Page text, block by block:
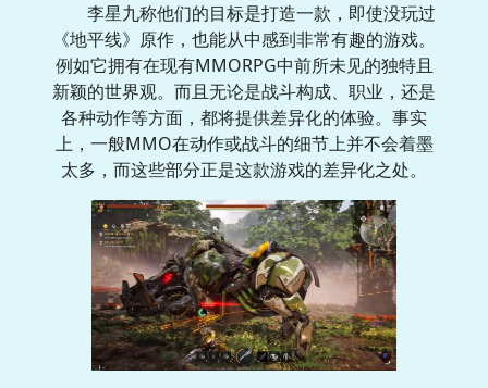
李星九称他们的目标是打造一款，即使没玩过
《地平线》原作，也能从中感到非常有趣的游戏。
例如它拥有在现有MMORPG中前所未见的独特且
新颖的世界观。而且无论是战斗构成、职业，还是
各种动作等方面，都将提供差异化的体验。事实
上，一般MMO在动作或战斗的细节上并不会着墨
太多，而这些部分正是这款游戏的差异化之处。